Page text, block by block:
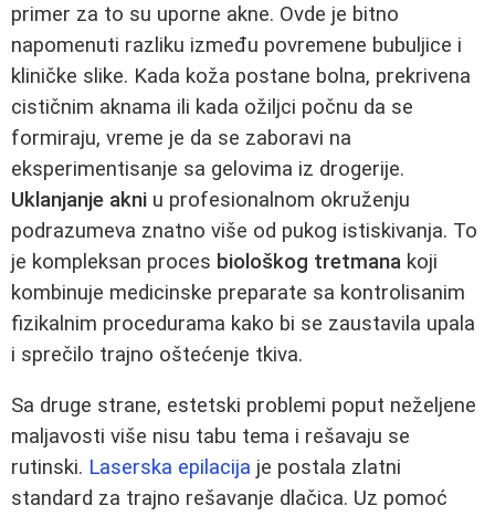
primer za to su uporne akne. Ovde je bitno
napomenuti razliku između povremene bubuljice i
kliničke slike. Kada koža postane bolna, prekrivena
cističnim aknama ili kada ožiljci počnu da se
formiraju, vreme je da se zaboravi na
eksperimentisanje sa gelovima iz drogerije.
Uklanjanje akni u profesionalnom okruženju
podrazumeva znatno više od pukog istiskivanja. To
je kompleksan proces biološkog tretmana koji
kombinuje medicinske preparate sa kontrolisanim
fizikalnim procedurama kako bi se zaustavila upala
i sprečilo trajno oštećenje tkiva.
Sa druge strane, estetski problemi poput neželjene
maljavosti više nisu tabu tema i rešavaju se
rutinski. Laserska epilacija je postala zlatni
standard za trajno rešavanje dlačica. Uz pomoć